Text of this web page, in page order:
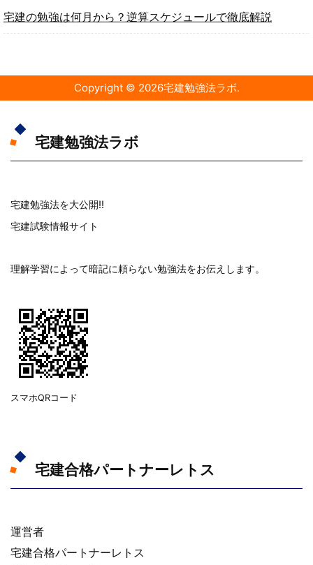
宅建の勉強は何月から？逆算スケジュールで徹底解説
Copyright © 2026宅建勉強法ラボ.
宅建勉強法ラボ
宅建勉強法を大公開!!
宅建試験情報サイト
理解学習によって暗記に頼らない勉強法をお伝えします。
スマホQRコード
宅建合格パートナーレトス
運営者
宅建合格パートナーレトス